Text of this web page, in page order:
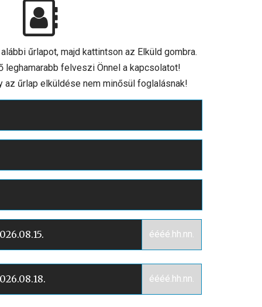
űrlapot, majd kattintson az Elküld gombra.
leghamarabb felveszi Önnel a kapcsolatot!
az űrlap elküldése nem minősül foglalásnak!
éééé.hh.nn.
éééé.hh.nn.